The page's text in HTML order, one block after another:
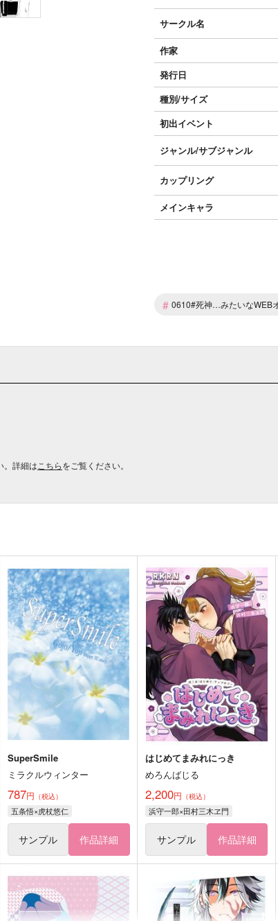
サークル名
作家
発行日
種別/サイズ
初出イベント
ジャンル/サブジャンル
カップリング
メインキャラ
# 0610#死神…みたいなWEB
。詳細は こちらをご覧ください。
SuperSmile
ミラクルウィンター
787円 （税込）
五条悟×虎杖悠仁
サンプル 作品詳細
はじめてまみれにっき
めろんばじる
2,200円 （税込）
浜守一郎×田村三木ヱ門
サンプル 作品詳細